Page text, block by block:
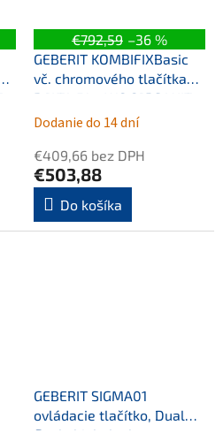
€792,59 –36 %
GEBERIT KOMBIFIXBasic
vč. chromového tlačítka
DELTA 51 + WC CERSANIT
VIRGO CLEANON +
ME1
Dodanie do 14 dní
€409,66 bez DPH
€503,88
Do košíka
GEBERIT SIGMA01
ovládacie tlačítko, Dual
flush, biela lesk